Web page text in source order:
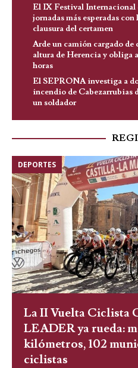
El IX Festival Internacional
jornadas más esperadas
clausura del certamen
Arde un camión cargado de
altura de Herencia y obliga
horas
El SEPRONA investiga a
incendio de Cabezarrubias
un soldador
DEPORTES
La II Vuelta Ciclista
LEADER ya rueda:
kilómetros, 102
ciclistas